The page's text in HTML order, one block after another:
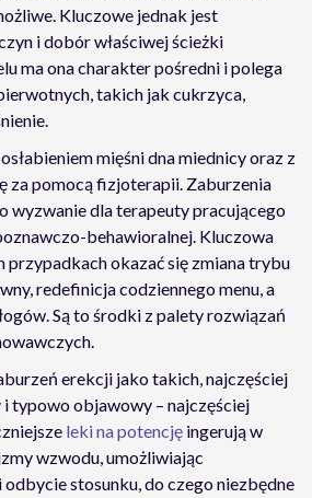
Kluczowe jednak jest
i dobór właściwej ścieżki
ma ona charakter pośredni i polega
takich jak cukrzyca,
mięśni dna miednicy oraz z
za pomocą fizjoterapii. Zaburzenia
wyzwanie dla terapeuty pracującego
behawioralnej. Kluczowa
przypadkach okazać się zmiana trybu
redefinicja codziennego menu, a
Są to środki z palety rozwiązań
erekcji jako takich, najczęściej
typowo objawowy – najczęściej
leki na potencję ingerują w
wzwodu, umożliwiając
odbycie stosunku, do czego niezbędne